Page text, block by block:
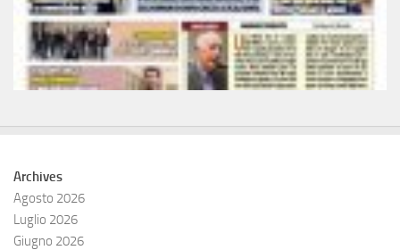
Archives
Agosto 2026
Luglio 2026
Giugno 2026